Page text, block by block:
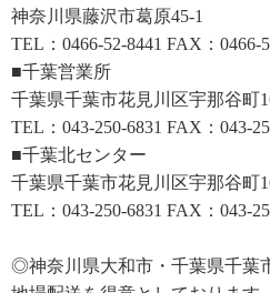
神奈川県藤沢市葛原45-1
TEL：0466-52-8441 FAX：0466-
■千葉営業所
千葉県千葉市花見川区宇那谷町
TEL：043-250-6831 FAX：043-
■千葉北センター
千葉県千葉市花見川区宇那谷町
TEL：043-250-6831 FAX：043-
◎神奈川県大和市・千葉県千葉